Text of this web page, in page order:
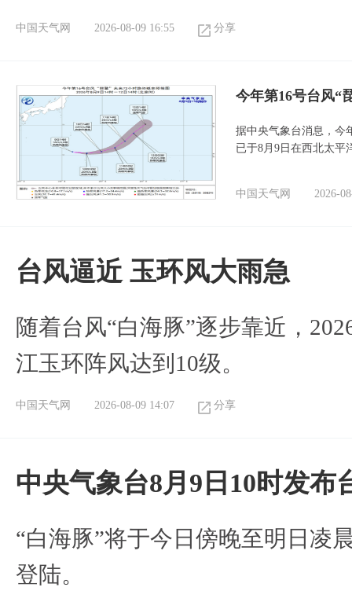
中国天气网 2026-08-09 16:55 分享
今年第16号台风“
据中央气象台消息，今
已于8月9日在西北太平
中国天气网 2026-
台风逼近 玉环风大雨急
随着台风“白海豚”逐步靠近，
江玉环阵风达到10级。
中国天气网 2026-08-09 14:07 分享
中央气象台8月9日10时发布
“白海豚”将于今日傍晚至明日凌
登陆。